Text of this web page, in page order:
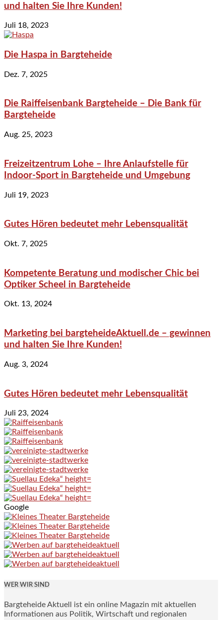
und halten Sie Ihre Kunden!
Juli 18, 2023
Die Haspa in Bargteheide
Dez. 7, 2025
Die Raiffeisenbank Bargteheide – Die Bank für
Bargteheide
Aug. 25, 2023
Freizeitzentrum Lohe – Ihre Anlaufstelle für
Indoor-Sport in Bargteheide und Umgebung
Juli 19, 2023
Gutes Hören bedeutet mehr Lebensqualität
Okt. 7, 2025
Kompetente Beratung und modischer Chic bei
Optiker Scheel in Bargteheide
Okt. 13, 2024
Marketing bei bargteheideAktuell.de – gewinnen
und halten Sie Ihre Kunden!
Aug. 3, 2024
Gutes Hören bedeutet mehr Lebensqualität
Juli 23, 2024
Google
WER WIR SIND
Bargteheide Aktuell ist ein online Magazin mit aktuellen
Informationen aus Politik, Wirtschaft und regionalen